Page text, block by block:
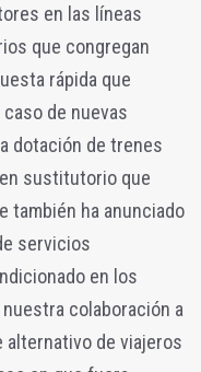
en las líneas
que congregan
rápida que
de nuevas
dotación de trenes
sustitutorio que
también ha anunciado
servicios
en los
colaboración a
de viajeros